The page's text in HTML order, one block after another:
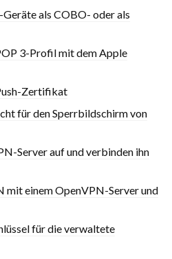
als COBO- oder als
3-Profil mit dem Apple
Zertifikat
für den Sperrbildschirm von
Server auf und verbinden ihn
mit einem OpenVPN-Server und
für die verwaltete